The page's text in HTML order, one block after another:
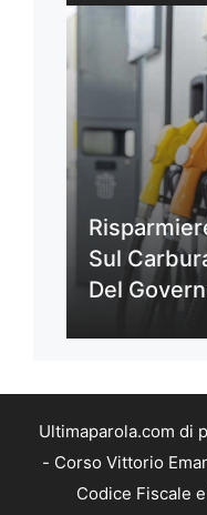
Sul
Del
Ultimaparola.com di
- Corso Vittorio
Codice Fiscale